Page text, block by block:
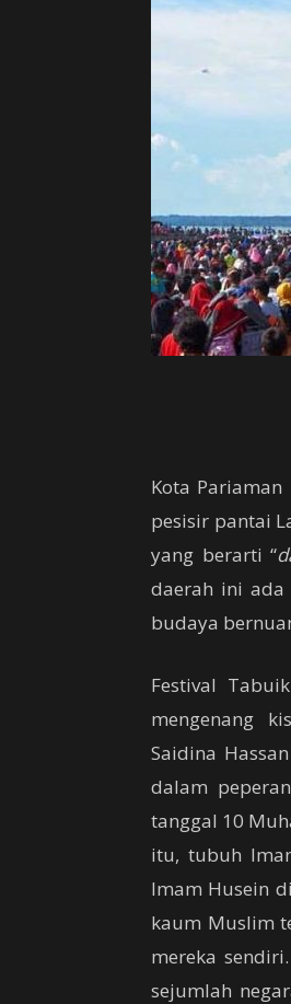
Kota
pesisir pantai
yang berarti “
daerah ini ada
budaya
Festival
mengenang
Saidina
dalam
tanggal 10
itu, tubuh
Imam Husein
kaum Muslim
mereka
sejumlah